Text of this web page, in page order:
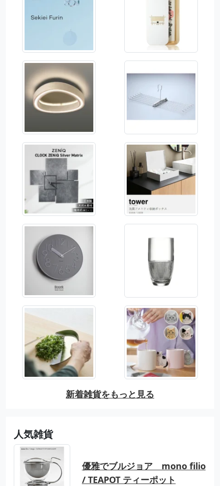
新着雑貨をもっと見る
人気雑貨
優雅でブルジョア mono filio
/ TEAPOT ティーポット